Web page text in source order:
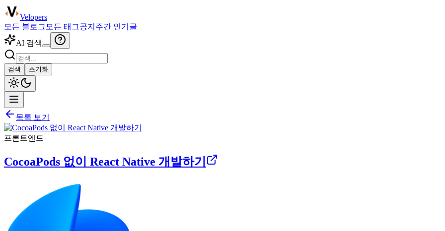
Velopers
모든 블로그 모든 태그공지 주간 인기글
AI 검색
검색 초기화
목록 보기
프론트엔드
CocoaPods 없이 React Native 개발하기